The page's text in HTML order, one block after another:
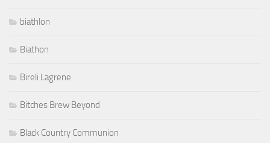
biathlon
Biathon
Bireli Lagrene
Bitches Brew Beyond
Black Country Communion